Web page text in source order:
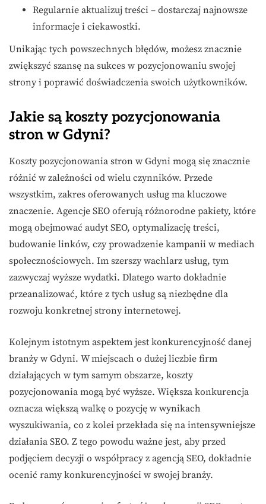
Regularnie aktualizuj treści – dostarczaj najnowsze
informacje i ciekawostki.
Unikając tych powszechnych błędów, możesz znacznie
zwiększyć szansę na sukces w pozycjonowaniu swojej
strony i poprawić doświadczenia swoich użytkowników.
Jakie są koszty pozycjonowania
stron w Gdyni?
Koszty pozycjonowania stron w Gdyni mogą się znacznie
różnić w zależności od wielu czynników. Przede
wszystkim, zakres oferowanych usług ma kluczowe
znaczenie. Agencje SEO oferują różnorodne pakiety, które
mogą obejmować audyt SEO, optymalizację treści,
budowanie linków, czy prowadzenie kampanii w mediach
społecznościowych. Im szerszy wachlarz usług, tym
zazwyczaj wyższe wydatki. Dlatego warto dokładnie
przeanalizować, które z tych usług są niezbędne dla
rozwoju konkretnej strony internetowej.
Kolejnym istotnym aspektem jest konkurencyjność danej
branży w Gdyni. W miejscach o dużej liczbie firm
działających w tym samym obszarze, koszty
pozycjonowania mogą być wyższe. Większa konkurencja
oznacza większą walkę o pozycję w wynikach
wyszukiwania, co z kolei przekłada się na intensywniejsze
działania SEO. Z tego powodu ważne jest, aby przed
podjęciem decyzji o współpracy z agencją SEO, dokładnie
ocenić ramy konkurencyjności w swojej branży.